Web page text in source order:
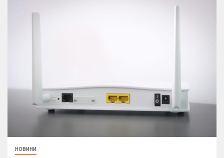
НОВИНИ